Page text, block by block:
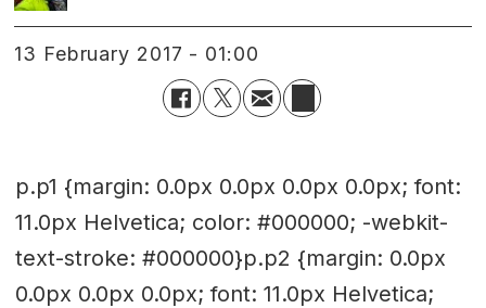
13 February 2017 - 01:00
p.p1 {margin: 0.0px 0.0px 0.0px 0.0px; font:
11.0px Helvetica; color: #000000; -webkit-
text-stroke: #000000}p.p2 {margin: 0.0px
0.0px 0.0px 0.0px; font: 11.0px Helvetica;